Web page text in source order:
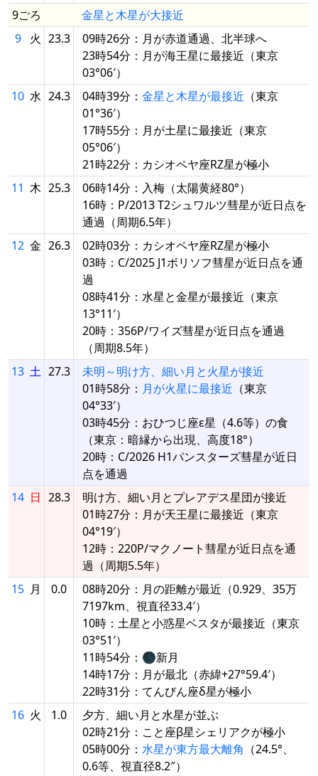
9ごろ
金星と木星が大接近
9
火 23.3
09時26分：月が赤道通過、北半球へ
23時54分：月が海王星に最接近（東京
03°06′）
10 水 24.3 04時39分： 金星と木星が最接近 （東京
01°36′）
17時55分：月が土星に最接近（東京
05°06′）
21時22分：カシオペヤ座RZ星が極小
11 木 25.3
06時14分：入梅（太陽黄経80°）
16時：P/2013 T2シュワルツ彗星が近日点を
通過（周期6.5年）
12 金 26.3
02時03分：カシオペヤ座RZ星が極小
03時：C/2025 J1ボリソフ彗星が近日点を通
過
08時41分：水星と金星が最接近（東京
13°11′）
20時：356P/ワイズ彗星が近日点を通過
（周期8.5年）
13 土 27.3
未明～明け方、細い月と火星が接近
01時58分： 月が火星に最接近 （東京
04°33′）
03時45分：おひつじ座ε星（4.6等）の食
（東京：暗縁から出現、高度18°）
20時：C/2026 H1パンスターズ彗星が近日
点を通過
14 日 28.3
明け方、細い月とプレアデス星団が接近
01時27分：月が天王星に最接近（東京
04°19′）
12時：220P/マクノート彗星が近日点を通
過（周期5.5年）
15 月 0.0
08時20分：月の距離が最近（0.929、35万
7197km、視直径33.4′）
10時：土星と小惑星ベスタが最接近（東京
03°51′）
11時54分：🌑新月
14時17分：月が最北（赤緯+27°59.4′）
22時31分：てんびん座δ星が極小
16 火 1.0
夕方、細い月と水星が並ぶ
02時21分：こと座β星シェリアクが極小
05時00分： 水星が東方最大離角 （24.5°、
0.6等、視直径8.2″）